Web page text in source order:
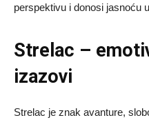
perspektivu i donosi jasnoću
Strelac –
izazovi
Strelac je znak avanture,